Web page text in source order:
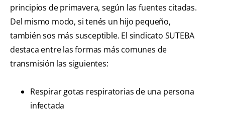
principios de primavera, según las fuentes citadas.
Del mismo modo, si tenés un hijo pequeño,
también sos más susceptible. El sindicato SUTEBA
destaca entre las formas más comunes de
transmisión las siguientes:
Respirar gotas respiratorias de una persona
infectada